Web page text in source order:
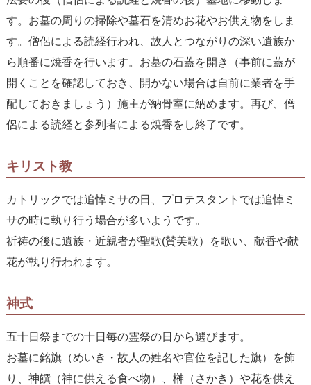
す。お墓の周りの掃除や墓石を清めお花やお供え物をしま
す。僧侶による読経行われ、故人とつながりの深い遺族か
ら順番に焼香を行います。お墓の石蓋を開き（事前に蓋が
開くことを確認しておき、開かない場合は自前に業者を手
配しておきましょう）施主が納骨室に納めます。再び、僧
侶による読経と参列者による焼香をし終了です。
キリスト教
カトリックでは追悼ミサの日、プロテスタントでは追悼ミ
サの時に執り行う場合が多いようです。
祈祷の後に遺族・近親者が聖歌(賛美歌）を歌い、献香や献
花が執り行われます。
神式
五十日祭までの十日毎の霊祭の日から選びます。
お墓に銘旗（めいき・故人の姓名や官位を記した旗）を飾
り、神饌（神に供える食べ物）、榊（さかき）や花を供え